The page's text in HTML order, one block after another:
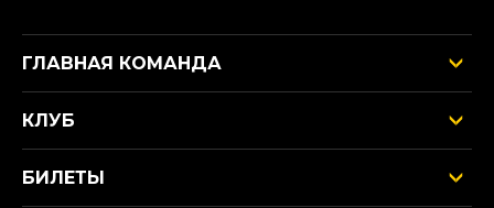
ГЛАВНАЯ КОМАНДА
КЛУБ
БИЛЕТЫ